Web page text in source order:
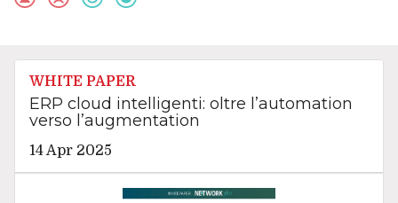
WHITE PAPER
ERP cloud intelligenti: oltre l’automation
verso l’augmentation
14 Apr 2025